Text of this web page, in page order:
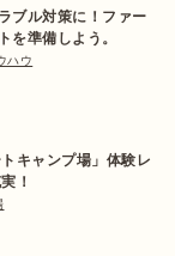
ブル対策に！ファー
を準備しよう。
ハウ
キャンプ場」体験レ
！